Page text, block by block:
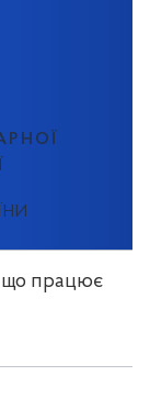
що працює